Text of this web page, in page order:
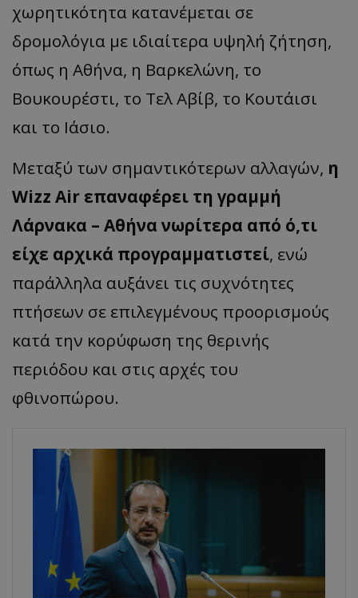
χωρητικότητα κατανέμεται σε
δρομολόγια με ιδιαίτερα υψηλή ζήτηση,
όπως η Αθήνα, η Βαρκελώνη, το
Βουκουρέστι, το Τελ Αβίβ, το Κουτάισι
και το Ιάσιο.
Μεταξύ των σημαντικότερων αλλαγών, η
Wizz Air επαναφέρει τη γραμμή
Λάρνακα – Αθήνα νωρίτερα από ό,τι
είχε αρχικά προγραμματιστεί, ενώ
παράλληλα αυξάνει τις συχνότητες
πτήσεων σε επιλεγμένους προορισμούς
κατά την κορύφωση της θερινής
περιόδου και στις αρχές του
φθινοπώρου.